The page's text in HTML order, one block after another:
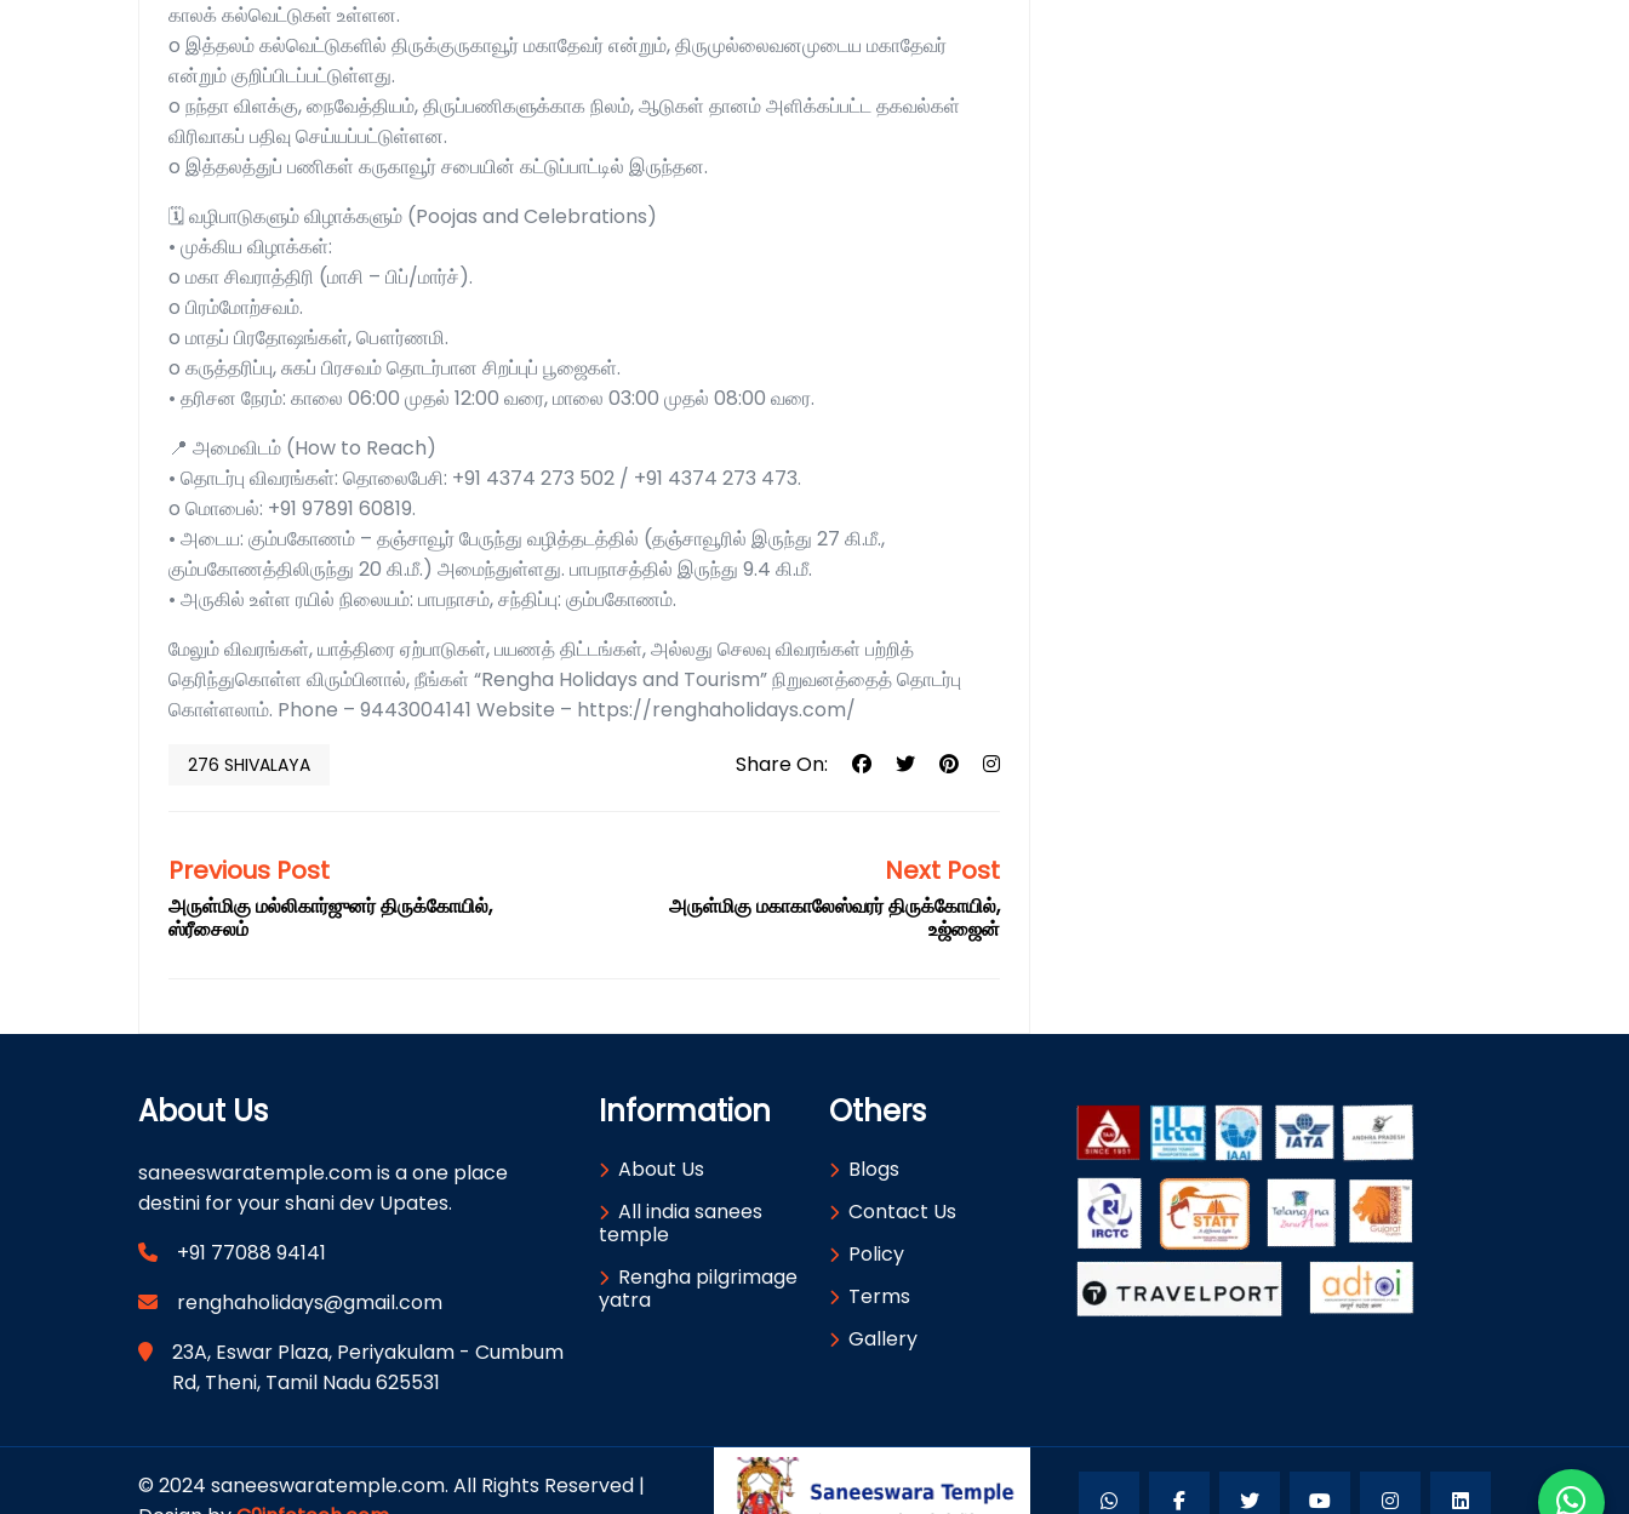
காலக் கல்வெட்டுகள் உள்ளன.
o இத்தலம் கல்வெட்டுகளில் திருக்குருகாவூர் மகாதேவர் என்றும், திருமுல்லைவனமுடைய மகாதேவர்
என்றும் குறிப்பிடப்பட்டுள்ளது.
o நந்தா விளக்கு, நைவேத்தியம், திருப்பணிகளுக்காக நிலம், ஆடுகள் தானம் அளிக்கப்பட்ட தகவல்கள்
விரிவாகப் பதிவு செய்யப்பட்டுள்ளன.
o இத்தலத்துப் பணிகள் கருகாவூர் சபையின் கட்டுப்பாட்டில் இருந்தன.
🗓️ வழிபாடுகளும் விழாக்களும் (Poojas and Celebrations)
• முக்கிய விழாக்கள்:
o மகா சிவராத்திரி (மாசி – பிப்/மார்ச்).
o பிரம்மோற்சவம்.
o மாதப் பிரதோஷங்கள், பௌர்ணமி.
o கருத்தரிப்பு, சுகப் பிரசவம் தொடர்பான சிறப்புப் பூஜைகள்.
• தரிசன நேரம்: காலை 06:00 முதல் 12:00 வரை, மாலை 03:00 முதல் 08:00 வரை.
📍 அமைவிடம் (How to Reach)
• தொடர்பு விவரங்கள்: தொலைபேசி: +91 4374 273 502 / +91 4374 273 473.
o மொபைல்: +91 97891 60819.
• அடைய: கும்பகோணம் – தஞ்சாவூர் பேருந்து வழித்தடத்தில் (தஞ்சாவூரில் இருந்து 27 கி.மீ.,
கும்பகோணத்திலிருந்து 20 கி.மீ.) அமைந்துள்ளது. பாபநாசத்தில் இருந்து 9.4 கி.மீ.
• அருகில் உள்ள ரயில் நிலையம்: பாபநாசம், சந்திப்பு: கும்பகோணம்.
மேலும் விவரங்கள், யாத்திரை ஏற்பாடுகள், பயணத் திட்டங்கள், அல்லது செலவு விவரங்கள் பற்றித்
தெரிந்துகொள்ள விரும்பினால், நீங்கள் “Rengha Holidays and Tourism” நிறுவனத்தைத் தொடர்பு
கொள்ளலாம். Phone – 9443004141 Website – https://renghaholidays.com/
276 SHIVALAYA Share On:
Previous Post
அருள்மிகு மல்லிகார்ஜுனர் திருக்கோயில்,
ஸ்ரீசைலம்
Next Post
அருள்மிகு மகாகாலேஸ்வரர் திருக்கோயில்,
உஜ்ஜைன்
About Us
saneeswaratemple.com is a one place
destini for your shani dev Upates.
+91 77088 94141
renghaholidays@gmail.com
23A, Eswar Plaza, Periyakulam - Cumbum
Rd, Theni, Tamil Nadu 625531
Information
About Us
All india sanees
temple
Rengha pilgrimage
yatra
Others
Blogs
Contact Us
Policy
Terms
Gallery
© 2024 saneeswaratemple.com. All Rights Reserved |